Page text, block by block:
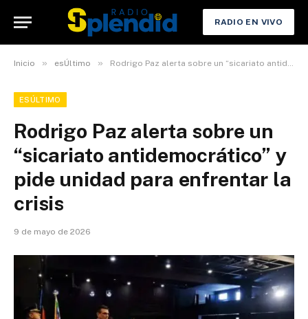
RADIO EN VIVO
Inicio » esÚltimo » Rodrigo Paz alerta sobre un “sicariato antidemocrático” y pide unidad para enfrentar la crisis
ESÚLTIMO
Rodrigo Paz alerta sobre un
“sicariato antidemocrático” y
pide unidad para enfrentar la
crisis
9 de mayo de 2026